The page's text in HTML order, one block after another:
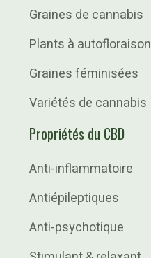
Graines de cannabis
Plants à autofloraison
Graines féminisées
Variétés de cannabis
Propriétés du CBD
Anti-inflammatoire
Antiépileptiques
Anti-psychotique